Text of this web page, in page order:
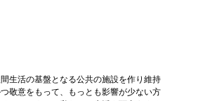
生活の基盤となる公共の施設を作り維持
敬意をもって、もっとも影響が少ない方